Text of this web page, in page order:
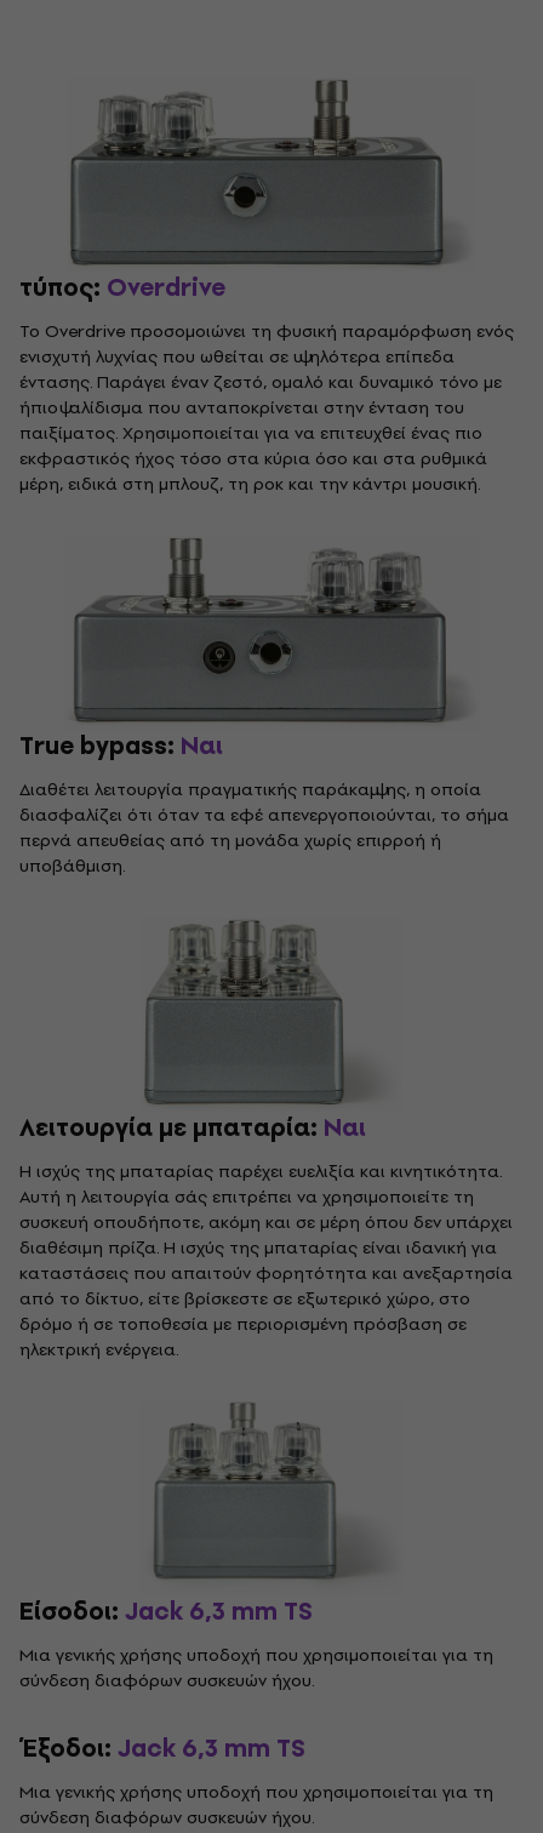
τύπος: Overdrive
Το Overdrive προσομοιώνει τη φυσική παραμόρφωση ενός
ενισχυτή λυχνίας που ωθείται σε υψηλότερα επίπεδα
έντασης. Παράγει έναν ζεστό, ομαλό και δυναμικό τόνο με
ήπιο ψαλίδισμα που ανταποκρίνεται στην ένταση του
παιξίματος. Χρησιμοποιείται για να επιτευχθεί ένας πιο
εκφραστικός ήχος τόσο στα κύρια όσο και στα ρυθμικά
μέρη, ειδικά στη μπλουζ, τη ροκ και την κάντρι μουσική.
True bypass: Ναι
Διαθέτει λειτουργία πραγματικής παράκαμψης, η οποία
διασφαλίζει ότι όταν τα εφέ απενεργοποιούνται, το σήμα
περνά απευθείας από τη μονάδα χωρίς επιρροή ή
υποβάθμιση.
Λειτουργία με μπαταρία: Ναι
Η ισχύς της μπαταρίας παρέχει ευελιξία και κινητικότητα.
Αυτή η λειτουργία σάς επιτρέπει να χρησιμοποιείτε τη
συσκευή οπουδήποτε, ακόμη και σε μέρη όπου δεν υπάρχει
διαθέσιμη πρίζα. Η ισχύς της μπαταρίας είναι ιδανική για
καταστάσεις που απαιτούν φορητότητα και ανεξαρτησία
από το δίκτυο, είτε βρίσκεστε σε εξωτερικό χώρο, στο
δρόμο ή σε τοποθεσία με περιορισμένη πρόσβαση σε
ηλεκτρική ενέργεια.
Είσοδοι:Jack 6,3 mm TS
Μια γενικής χρήσης υποδοχή που χρησιμοποιείται για τη
σύνδεση διαφόρων συσκευών ήχου.
Έξοδοι:Jack 6,3 mm TS
Μια γενικής χρήσης υποδοχή που χρησιμοποιείται για τη
σύνδεση διαφόρων συσκευών ήχου.